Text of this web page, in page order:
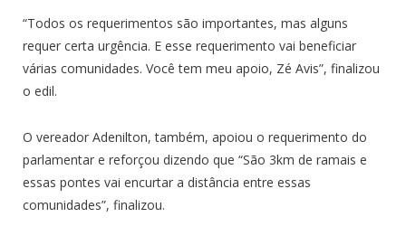
“Todos os requerimentos são importantes, mas alguns
requer certa urgência. E esse requerimento vai beneficiar
várias comunidades. Você tem meu apoio, Zé Avis”, finalizou
o edil.
O vereador Adenilton, também, apoiou o requerimento do
parlamentar e reforçou dizendo que “São 3km de ramais e
essas pontes vai encurtar a distância entre essas
comunidades”, finalizou.